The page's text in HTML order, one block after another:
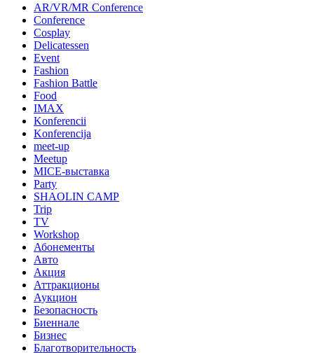
AR/VR/MR Conference
Conference
Cosplay
Delicatessen
Event
Fashion
Fashion Battle
Food
IMAX
Konferencii
Konferencija
meet-up
Meetup
MICE-выставка
Party
SHAOLIN CAMP
Trip
TV
Workshop
Абонементы
Авто
Акция
Аттракционы
Аукцион
Безопасность
Биеннале
Бизнес
Благотворительность